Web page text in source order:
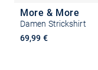
More & More
Damen Strickshirt
69,99 €